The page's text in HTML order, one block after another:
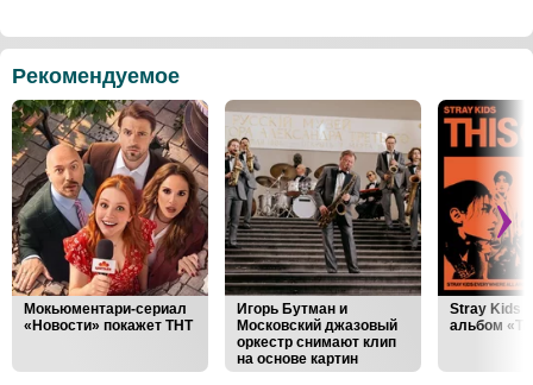
Рекомендуемое
Мокьюментари-сериал
«Новости» покажет ТНТ
Игорь Бутман и
Московский джазовый
оркестр снимают клип
на основе картин
Виктора Васнецова
Stray Kids
альбом